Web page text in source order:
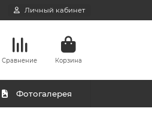
Личный кабинет
Сравнение Корзина
Фотогалерея